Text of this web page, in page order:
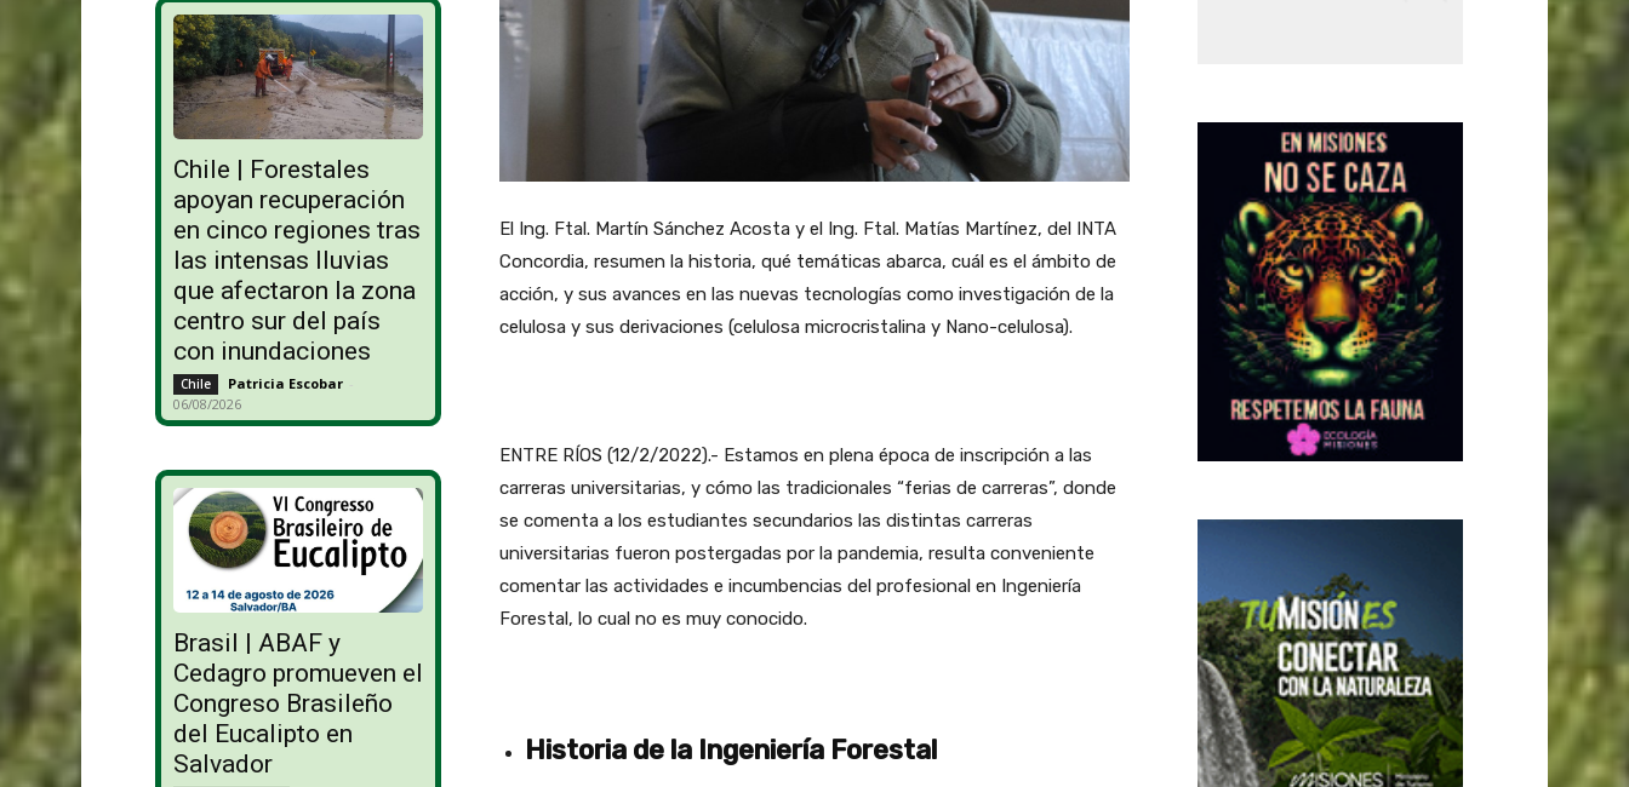
Chile | Forestales
apoyan recuperación
en cinco regiones tras
las intensas lluvias
que afectaron la zona
centro sur del país
con inundaciones
Chile Patricia Escobar -
06/08/2026
Brasil | ABAF y
Cedagro promueven el
Congreso Brasileño
del Eucalipto en
Salvador
El Ing. Ftal. Martín Sánchez Acosta y el Ing. Ftal. Matías Martínez, del INTA
Concordia, resumen la historia, qué temáticas abarca, cuál es el ámbito de
acción, y sus avances en las nuevas tecnologías como investigación de la
celulosa y sus derivaciones (celulosa microcristalina y Nano-celulosa).
ENTRE RÍOS (12/2/2022).- Estamos en plena época de inscripción a las
carreras universitarias, y cómo las tradicionales “ferias de carreras”, donde
se comenta a los estudiantes secundarios las distintas carreras
universitarias fueron postergadas por la pandemia, resulta conveniente
comentar las actividades e incumbencias del profesional en Ingeniería
Forestal, lo cual no es muy conocido.
Historia de la Ingeniería Forestal